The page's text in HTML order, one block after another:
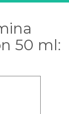
50 ml: